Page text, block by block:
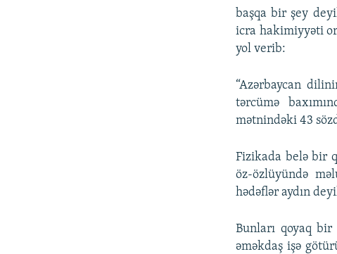
başqa bir şey
icra hakimiyyəti
yol verib:
“Azərbaycan
tərcümə
mətnindəki 43
Fizikada belə bir
öz-özlüyündə
hədəflər aydın
Bunları qoyaq bir
əməkdaş işə